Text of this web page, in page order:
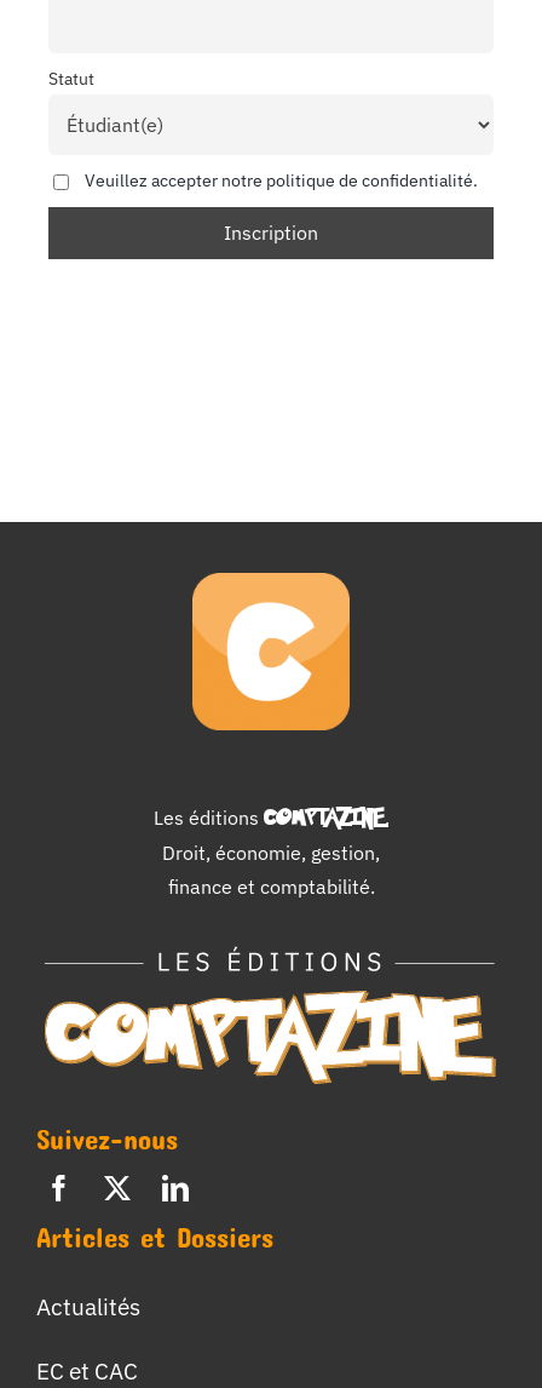
Statut
Veuillez accepter notre politique de confidentialité.
Les éditions COMPTAZINE.
Droit, économie, gestion,
finance et comptabilité.
Suivez-nous
Articles et Dossiers
Actualités
EC et CAC